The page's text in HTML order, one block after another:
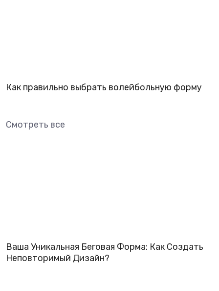
Как правильно выбрать волейбольную форму
Смотреть все
Ваша Уникальная Беговая Форма: Как Создать
Неповторимый Дизайн?